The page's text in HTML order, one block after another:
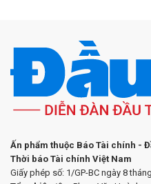
Ấn phẩm thuộc Báo Tài chính -
Thời báo Tài chính Việt Nam
Giấy phép số: 1/GP-BC ngày 8